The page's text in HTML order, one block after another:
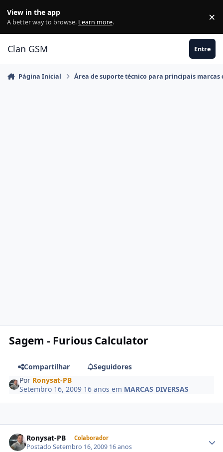
View in the app
A better way to browse. Learn more. ×
Clan GSM Entre
Página Inicial Área de suporte técnico para principais marcas
Sagem - Furious Calculator
Compartilhar
Seguidores
Por Ronysat-PB
Setembro 16, 2009 16 anos em MARCAS DIVERSAS
Ronysat-PB Colaborador
PostadoSetembro 16, 2009 16 anos